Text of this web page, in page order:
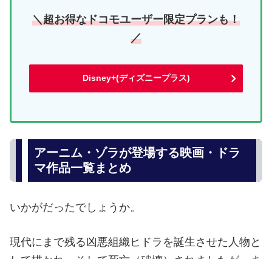
＼超お得なドコモユーザー限定プランも！
／
Disney+(ディズニープラス)
アーニム・ゾラが登場する映画・ドラ
マ作品一覧まとめ
いかがだったでしょうか。
現代にまで残る凶悪組織ヒドラを誕生させた人物と